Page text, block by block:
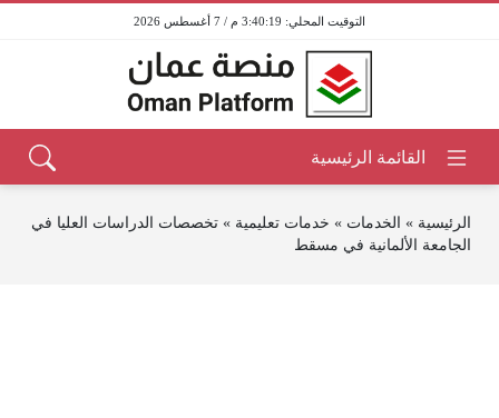
3:40:19 م / 7 أغسطس 2026
الرئيسية » الخدمات » خدمات تعليمية » تخصصات الدراسات العليا في
الجامعة الألمانية في مسقط